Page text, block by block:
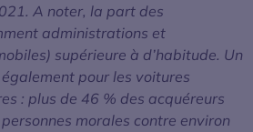
A noter, la part des
administrations et
supérieure à d’habitude. Un
pour les voitures
: plus de 46 % des acquéreurs
morales contre environ